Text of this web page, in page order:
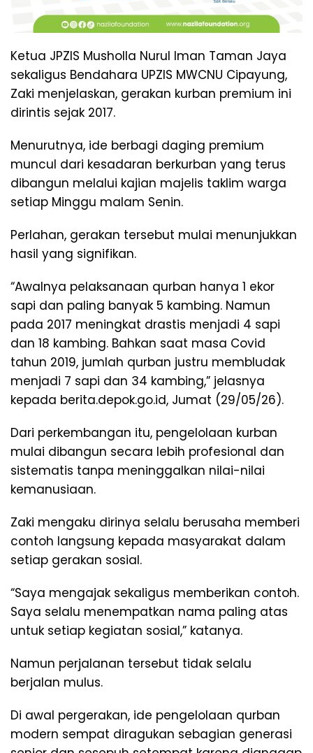
Ketua JPZIS Musholla Nurul Iman Taman Jaya
sekaligus Bendahara UPZIS MWCNU Cipayung,
Zaki menjelaskan, gerakan kurban premium ini
dirintis sejak 2017.
Menurutnya, ide berbagi daging premium
muncul dari kesadaran berkurban yang terus
dibangun melalui kajian majelis taklim warga
setiap Minggu malam Senin.
Perlahan, gerakan tersebut mulai menunjukkan
hasil yang signifikan.
“Awalnya pelaksanaan qurban hanya 1 ekor
sapi dan paling banyak 5 kambing. Namun
pada 2017 meningkat drastis menjadi 4 sapi
dan 18 kambing. Bahkan saat masa Covid
tahun 2019, jumlah qurban justru membludak
menjadi 7 sapi dan 34 kambing,” jelasnya
kepada berita.depok.go.id, Jumat (29/05/26).
Dari perkembangan itu, pengelolaan kurban
mulai dibangun secara lebih profesional dan
sistematis tanpa meninggalkan nilai-nilai
kemanusiaan.
Zaki mengaku dirinya selalu berusaha memberi
contoh langsung kepada masyarakat dalam
setiap gerakan sosial.
“Saya mengajak sekaligus memberikan contoh.
Saya selalu menempatkan nama paling atas
untuk setiap kegiatan sosial,” katanya.
Namun perjalanan tersebut tidak selalu
berjalan mulus.
Di awal pergerakan, ide pengelolaan qurban
modern sempat diragukan sebagian generasi